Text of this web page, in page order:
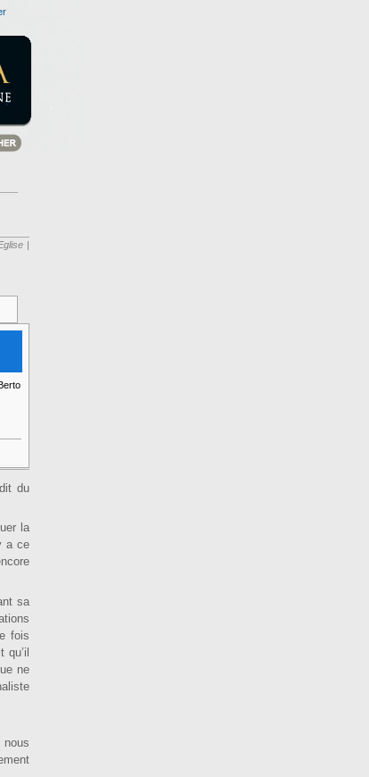
|
du
la
a ce
sa
fois
ne
nous